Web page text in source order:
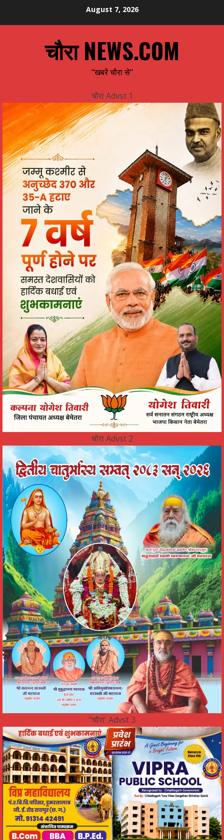
August 7, 2026
चौरा NEWS.COM
"खबरें चौरा से"
चौरा Advst 1
चौरा Advst 2
"चौरा' Advst 3